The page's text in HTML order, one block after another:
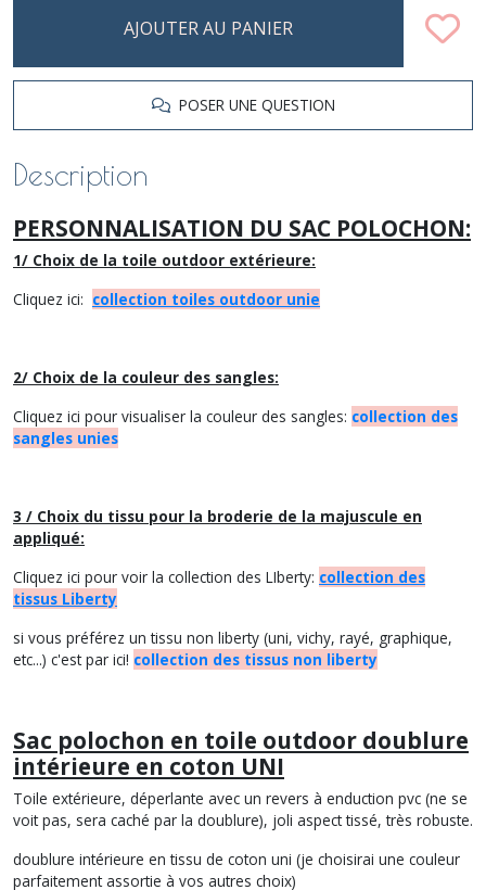
AJOUTER AU PANIER
POSER UNE QUESTION
Description
PERSONNALISATION DU SAC POLOCHON:
1/ Choix de la toile outdoor extérieure:
Cliquez ici: collection toiles outdoor unie
2/ Choix de la couleur des sangles:
Cliquez ici pour visualiser la couleur des sangles: collection des
sangles unies
3 / Choix du tissu pour la broderie de la majuscule en
appliqué:
Cliquez ici pour voir la collection des LIberty: collection des
tissus Liberty
si vous préférez un tissu non liberty (uni, vichy, rayé, graphique,
etc...) c'est par ici! collection des tissus non liberty
Sac polochon en toile outdoor doublure
intérieure en coton UNI
Toile extérieure, déperlante avec un revers à enduction pvc (ne se
voit pas, sera caché par la doublure), joli aspect tissé, très robuste.
doublure intérieure en tissu de coton uni (je choisirai une couleur
parfaitement assortie à vos autres choix)